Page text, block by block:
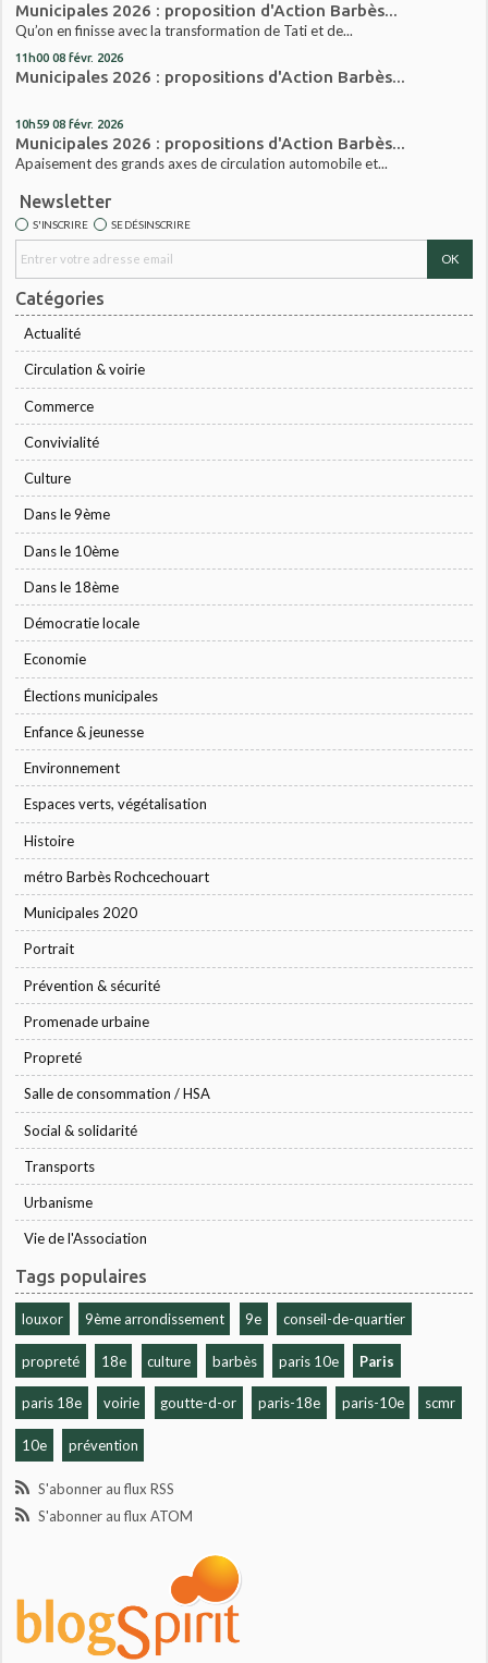
Municipales 2026 : proposition d'Action Barbès...
Qu’on en finisse avec la transformation de Tati et de...
11h00 08 févr. 2026
Municipales 2026 : propositions d'Action Barbès...
10h59 08 févr. 2026
Municipales 2026 : propositions d'Action Barbès...
Apaisement des grands axes de circulation automobile et...
Newsletter
S'INSCRIRE SE DÉSINSCRIRE
Catégories
Actualité
Circulation & voirie
Commerce
Convivialité
Culture
Dans le 9ème
Dans le 10ème
Dans le 18ème
Démocratie locale
Economie
Élections municipales
Enfance & jeunesse
Environnement
Espaces verts, végétalisation
Histoire
métro Barbès Rochcechouart
Municipales 2020
Portrait
Prévention & sécurité
Promenade urbaine
Propreté
Salle de consommation / HSA
Social & solidarité
Transports
Urbanisme
Vie de l'Association
Tags populaires
louxor 9ème arrondissement 9e conseil-de-quartier
propreté 18e culture barbès paris 10e Paris
paris 18e voirie goutte-d-or paris-18e paris-10e scmr
10e prévention
S'abonner au flux RSS
S'abonner au flux ATOM